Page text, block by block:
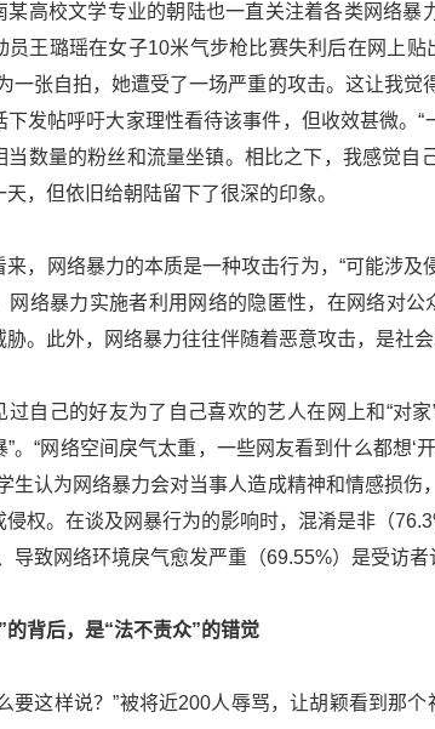
某高校文学专业的朝陆也一直关注着各类网络暴
员王璐瑶在女子10米气步枪比赛失利后在网上贴
一张自拍，她遭受了一场严重的攻击。这让我觉
发帖呼吁大家理性看待该事件，但收效甚微。“
当数量的粉丝和流量坐镇。相比之下，我感觉自
，但依旧给朝陆留下了很深的印象。
来，网络暴力的本质是一种攻击行为，“可能涉及
网络暴力实施者利用网络的隐匿性，在网络对公
胁。此外，网络暴力往往伴随着恶意攻击，是社会
过自己的好友为了自己喜欢的艺人在网上和“对家
。“网络空间戾气太重，一些网友看到什么都想‘
生认为网络暴力会对当事人造成精神和情感损伤
侵权。在谈及网暴行为的影响时，混淆是非（
导致网络环境戾气愈发严重（69.55%）是受访者
的背后，是“法不责众”的错觉
要这样说？”被将近200人辱骂，让胡颖看到那